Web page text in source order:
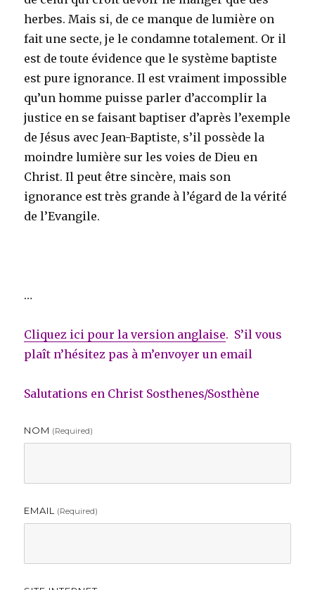
herbes. Mais si, de ce manque de lumière on
fait une secte, je le condamne totalement. Or il
est de toute évidence que le système baptiste
est pure ignorance. Il est vraiment impossible
qu’un homme puisse parler d’accomplir la
justice en se faisant baptiser d’après l’exemple
de Jésus avec Jean-Baptiste, s’il possède la
moindre lumière sur les voies de Dieu en
Christ. Il peut être sincère, mais son
ignorance est très grande à l’égard de la vérité
de l’Evangile.
…
Cliquez ici pour la version anglaise. S’il vous
plaît n’hésitez pas à m’envoyer un email
Salutations en Christ Sosthenes/Sosthène
NOM (required)
EMAIL (required)